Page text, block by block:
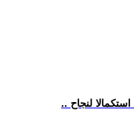
لنجاح